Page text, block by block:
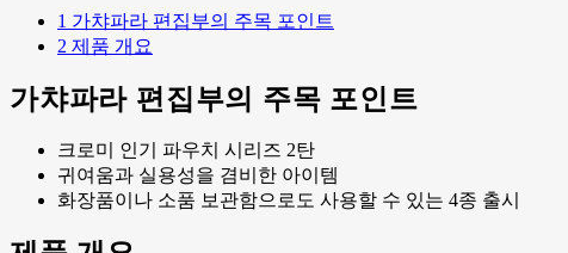
1 가챠파라 편집부의 주목 포인트
2 제품 개요
가챠파라 편집부의 주목 포인트
크로미 인기 파우치 시리즈 2탄
귀여움과 실용성을 겸비한 아이템
화장품이나 소품 보관함으로도 사용할 수 있는 4종 출시